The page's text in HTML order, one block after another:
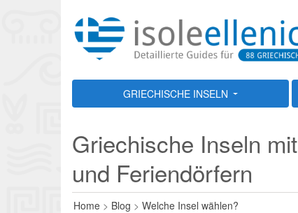
GRIECHISCHE INSELN
Griechische Inseln
und Feriendörfern
Home > Blog > Welche Insel wählen?